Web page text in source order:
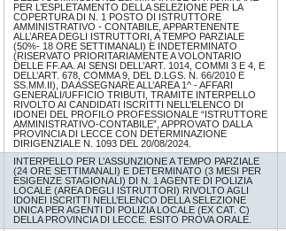
PER L’ESPLETAMENTO DELLA SELEZIONE PER LA
COPERTURA DI N. 1 POSTO DI ISTRUTTORE
AMMINISTRATIVO - CONTABILE, APPARTENENTE
ALL’AREA DEGLI ISTRUTTORI, A TEMPO PARZIALE
(50%- 18 ORE SETTIMANALI) E INDETERMINATO
(RISERVATO PRIORITARIAMENTE A VOLONTARIO
DELLE FF.AA. AI SENSI DELL’ART. 1014, COMMI 3 E 4, E
DELL’ART. 678, COMMA 9, DEL D.LGS. N. 66/2010 E
SS.MM.II), DA ASSEGNARE ALL’AREA 1^ - AFFARI
GENERALI/UFFICIO TRIBUTI, TRAMITE INTERPELLO
RIVOLTO AI CANDIDATI ISCRITTI NELL’ELENCO DI
IDONEI DEL PROFILO PROFESSIONALE “ISTRUTTORE
AMMINISTRATIVO-CONTABILE”, APPROVATO DALLA
PROVINCIA DI LECCE CON DETERMINAZIONE
DIRIGENZIALE N. 1093 DEL 20/08/2024.
INTERPELLO PER L’ASSUNZIONE A TEMPO PARZIALE
(24 ORE SETTIMANALI) E DETERMINATO (3 MESI PER
ESIGENZE STAGIONALI) DI N. 1 AGENTE DI POLIZIA
LOCALE (AREA DEGLI ISTRUTTORI) RIVOLTO AGLI
IDONEI ISCRITTI NELL’ELENCO DELLA SELEZIONE
UNICA PER AGENTI DI POLIZIA LOCALE (EX CAT. C)
DELLA PROVINCIA DI LECCE. ESITO PROVA ORALE.